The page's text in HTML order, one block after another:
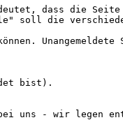
dass die
soll die
Unangemeldete
bist).
uns - wir legen